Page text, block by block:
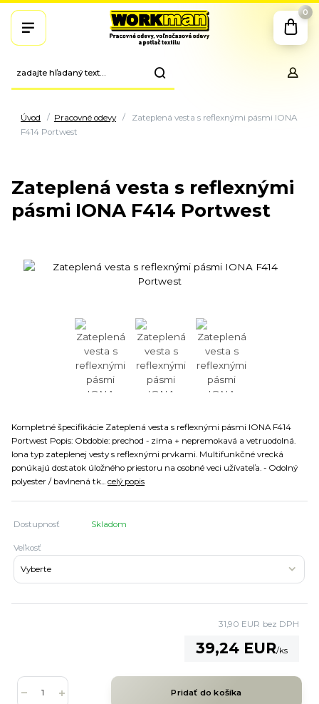
0
Úvod Pracovné odevy
Zateplená vesta s reflexnými pásmi IONA
F414 Portwest
Zateplená vesta s reflexnými
pásmi IONA F414 Portwest
Kompletné špecifikácie Zateplená vesta s reflexnými pásmi IONA F414
Portwest Popis: Obdobie: prechod - zima + nepremokavá a vetruodolná.
Iona typ zateplenej vesty s reflexnými prvkami. Multifunkčné vrecká
ponúkajú dostatok úložného priestoru na osobné veci užívateľa. - Odolný
polyester / bavlnená tk... celý popis
Dostupnosť Skladom
Veľkosť
39,24 EUR/ks
31,90 EUR bez DPH
Pridať do košíka